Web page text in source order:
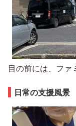
目の前には、ファ
日常の支援風景